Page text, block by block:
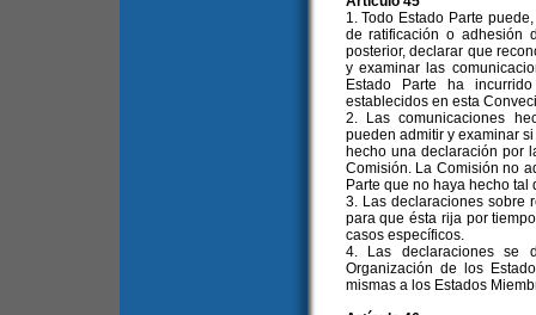
1. Todo Estado Parte
de ratificación o adhesión
posterior, declarar que
y examinar las
Estado Parte ha
establecidos en esta
2. Las comunicaciones
pueden admitir y examinar
hecho una declaración por
Comisión. La Comisión no
Parte que no haya hecho tal
3. Las declaraciones sobre
para que ésta rija por
casos específicos.
4. Las declaraciones se
Organización de los
mismas a los Estados